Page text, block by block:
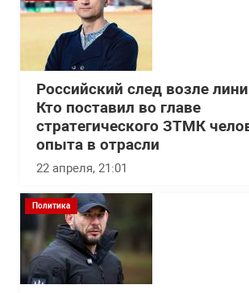
Российский след возле
Кто поставил во главе
стратегического ЗТМК
опыта в отрасли
22 апреля, 21:01
Политика